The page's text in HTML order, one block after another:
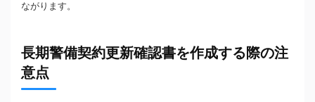
ながります。
長期警備契約更新確認書を作成する際の注
意点